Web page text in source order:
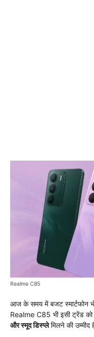
Realme C85
आज के समय में बजट स्मार्टफोन
Realme C85 भी इसी ट्रेंड
और स्मूद डिस्प्लेमिलने की उम्मीद